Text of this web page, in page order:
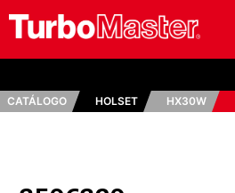
CATÁLOGO HOLSET HX30W